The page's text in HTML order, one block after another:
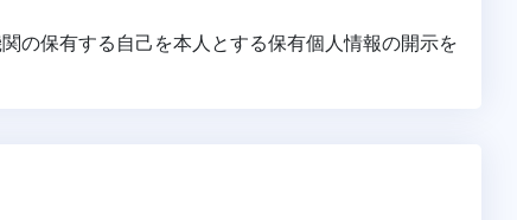
の保有する自己を本人とする保有個人情報の開示を